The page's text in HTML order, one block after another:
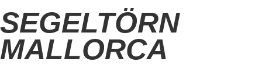
SEGELTÖRN
MALLORCA